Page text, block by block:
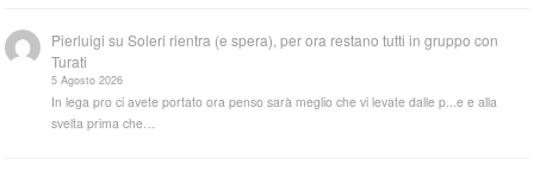
Pierluigi suSoleri rientra (e spera), per ora restano tutti in gruppo con
Turati
5 Agosto 2026
In lega pro ci avete portato ora penso sarà meglio che vi levate dalle p...e e alla
svelta prima che…